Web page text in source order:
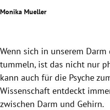
Untermenü
Monika Mueller
Wenn sich in unserem
tummeln, ist das nicht nur
kann auch für die Psyche
Wissenschaft entdeckt
zwischen Darm und Gehirn.